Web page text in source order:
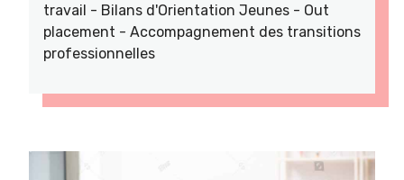
travail - Bilans d'Orientation Jeunes - Out
placement - Accompagnement des transitions
professionnelles